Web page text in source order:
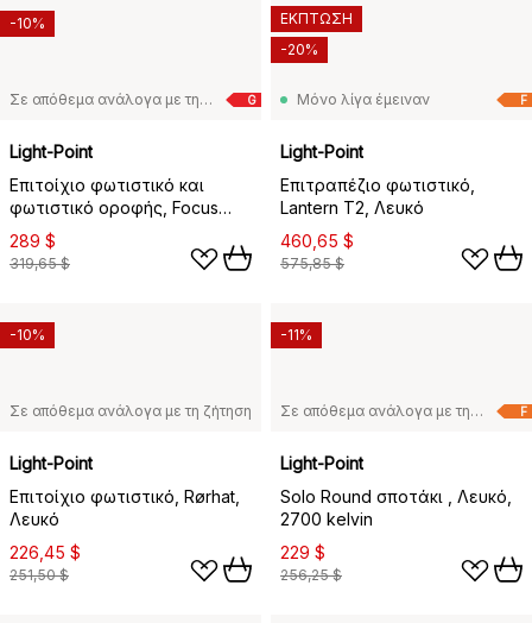
G
Σε απόθεμα ανάλογα με τη ζήτηση
Light-Point
Επιτοίχιο φωτιστικό και
φωτιστικό οροφής, Focus
Mini 2, Μαύρο, 2700 kelvin
289 $
319,65 $
-10%
F
Μόνο λίγα έμειναν
Light-Point
Επιτραπέζιο φωτιστικό,
Lantern T2, Λευκό
460,65 $
575,85 $
ΕΚΠΤΩΣΗ
-20%
Σε απόθεμα ανάλογα με τη ζήτηση
Light-Point
Επιτοίχιο φωτιστικό, Rørhat,
Λευκό
226,45 $
251,50 $
-10%
F
Σε απόθεμα ανάλογα με τη ζήτηση
Light-Point
Solo Round σποτάκι , Λευκό,
2700 kelvin
229 $
256,25 $
-11%